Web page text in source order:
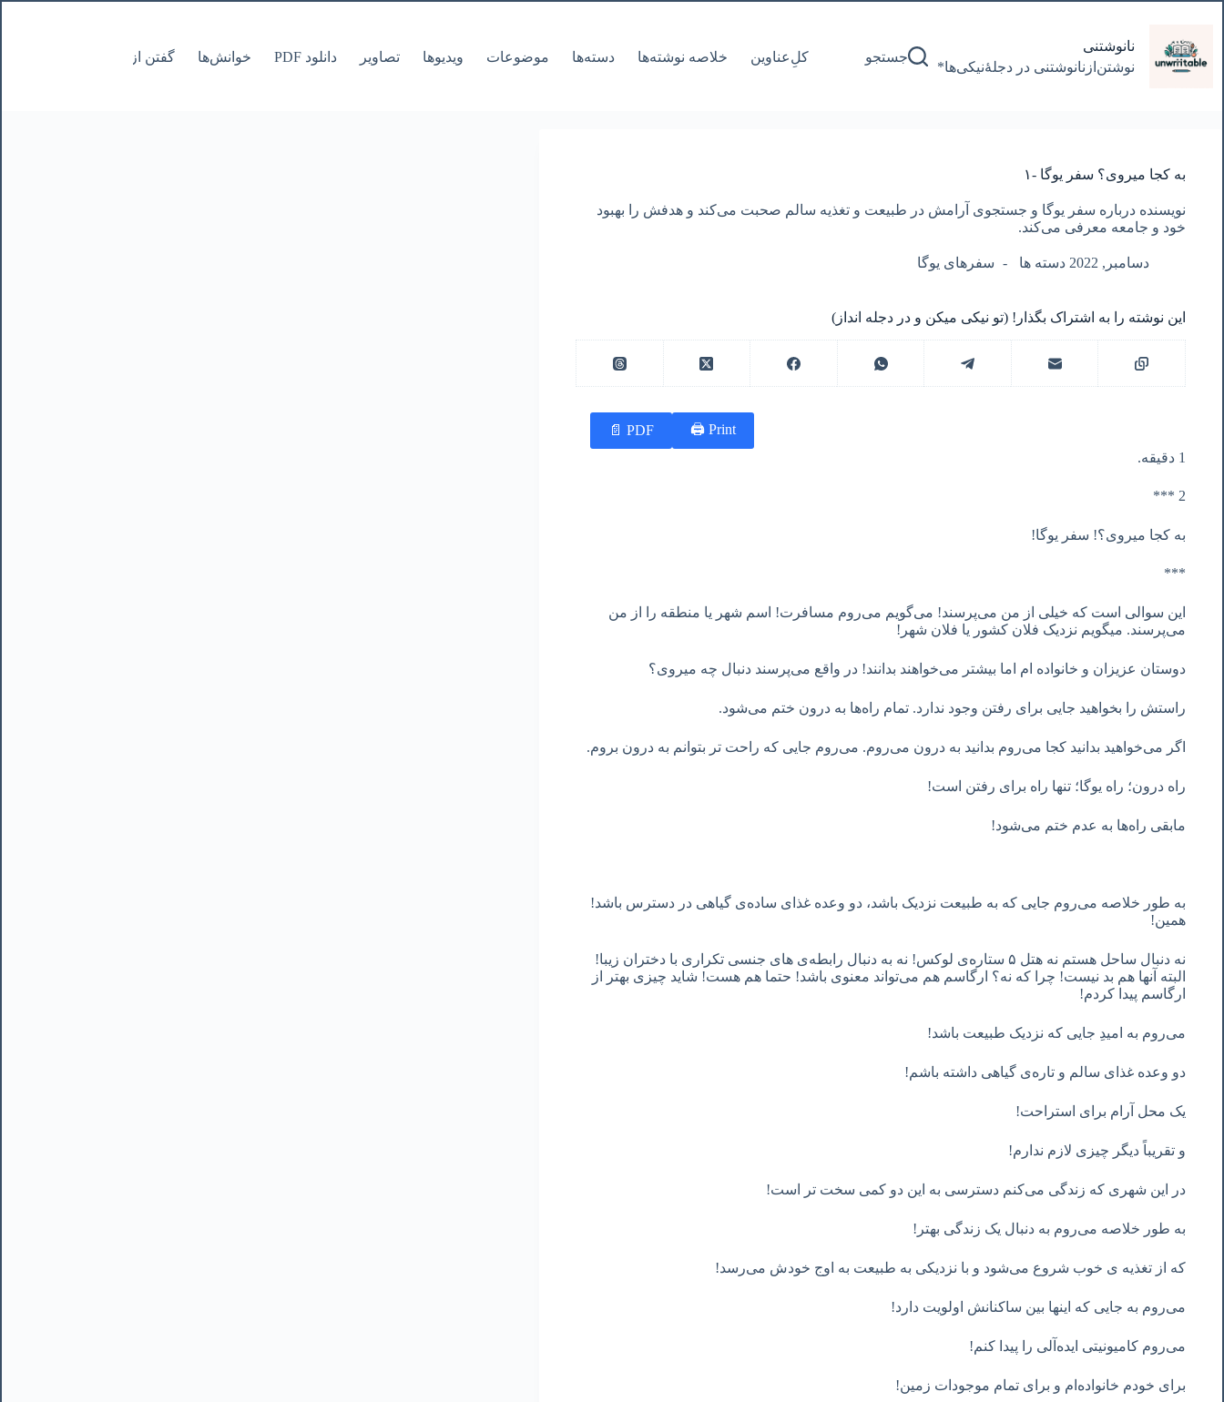
محتوا
نانوشتنی
نوشتن‌از‌نانوشتنی‌ در‌ دجلۀنیکی‌ها*
جستجو کل‌ِعناوین خلاصه نوشته‌ها دسته‌ها موضوعات ویدیوها تصاویر دانلود PDF خوانش‌ها گفتن از نانوشتنی
به کجا میروی؟ سفر یوگا -١
نویسنده درباره سفر یوگا و جستجوی آرامش در طبیعت و تغذیه سالم صحبت می‌کند و هدفش را بهبود
خود و جامعه معرفی می‌کند.
دسامبر, 2022 دسته ها سفرهای یوگا
این نوشته را به اشتراک بگذار! (تو نیکی میکن و در دجله انداز)
Print 🖨
PDF 📄
1 دقیقه.
2 ***
به کجا میروی؟! سفر یوگا!
***
این سوالی است که خیلی از من می‌پرسند! می‌گویم می‌روم مسافرت! اسم شهر یا منطقه را از من
می‌پرسند. میگویم نزدیک فلان کشور یا فلان شهر!
دوستان عزیزان و خانواده ام اما بیشتر می‌خواهند بدانند! در واقع می‌پرسند دنبال چه میروی؟
راستش را بخواهید جایی برای رفتن وجود ندارد. تمام راه‌ها به درون ختم می‌شود.
اگر می‌خواهید بدانید کجا می‌روم بدانید به درون می‌روم. می‌روم جایی که راحت تر بتوانم به درون بروم.
راه درون؛ راه یوگا؛ تنها راه برای رفتن است!
مابقی راه‌ها به عدم ختم می‌شود!
به طور خلاصه می‌روم جایی که به طبیعت نزدیک باشد، دو وعده غذای ساده‌ی گیاهی در دسترس باشد!
همین!
نه دنبال ساحل هستم نه هتل ۵ ستاره‌ی لوکس! نه به دنبال رابطه‌ی های جنسی تکراری با دختران زیبا!
البته آنها هم بد نیست! چرا که نه؟ ارگاسم هم می‌تواند معنوی باشد! حتما هم هست! شاید چیزی بهتر از
ارگاسم پیدا کردم!
می‌روم به امیدِ جایی که نزدیک طبیعت باشد!
دو وعده غذای سالم و تاره‌ی گیاهی داشته باشم!
یک محل آرام برای استراحت!
و تقریباً دیگر چیزی لازم ندارم!
در این شهری که زندگی می‌کنم دسترسی به این دو کمی سخت تر است!
به طور خلاصه می‌روم به دنبال یک زندگی بهتر!
که از تغذیه ‌ی خوب شروع می‌شود و با نزدیکی به طبیعت به اوج خودش می‌رسد!
می‌روم به جایی که اینها بین ساکنانش اولویت دارد!
می‌روم کامیونیتی ایده‌آلی را پیدا کنم!
برای خودم خانواده‌ام و برای تمام موجودات زمین!